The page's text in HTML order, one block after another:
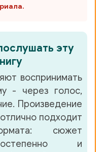
эту
воспринимать
- через голос,
Произведение
отлично подходит
сюжет
и